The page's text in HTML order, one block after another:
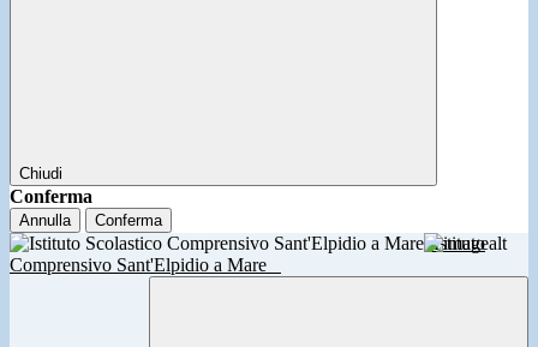
Chiudi
Conferma
Annulla Conferma
Istituto
Comprensivo Sant'Elpidio a Mare